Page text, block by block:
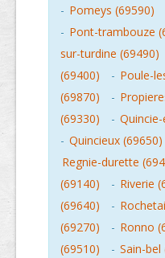
- Pomeys (69590)
- Pont-trambouze
sur-turdine (69490)
(69400)
- Poule-
(69870)
-
(69330)
-
- Quincieux (69650)
Regnie-durette
(69140)
- Riverie
(69640)
-
(69270)
- Ronno
(69510)
- Sain-bel